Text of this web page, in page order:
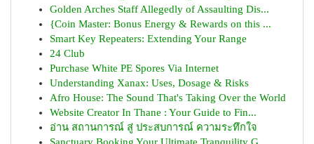
Golden Arches Staff Allegedly of Assaulting Dis...
{Coin Master: Bonus Energy & Rewards on this ...
Smart Key Repeaters: Extending Your Range
24 Club
Purchase White PE Spores Via Internet
Understanding Xanax: Uses, Dosage & Risks
Afro House: The Sound That's Taking Over the World
Website Creator In Thane : Your Guide to Fin...
อ่าน สถานการณ์ สู่ ประสบการณ์ ความระทึกใจ